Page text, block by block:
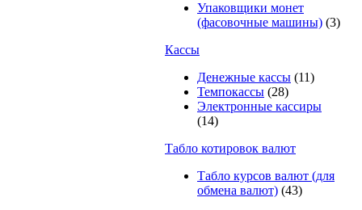
Упаковщики монет
(фасовочные машины) (3)
Кассы
Денежные кассы (11)
Темпокассы (28)
Электронные кассиры
(14)
Табло котировок валют
Табло курсов валют (для
обмена валют) (43)